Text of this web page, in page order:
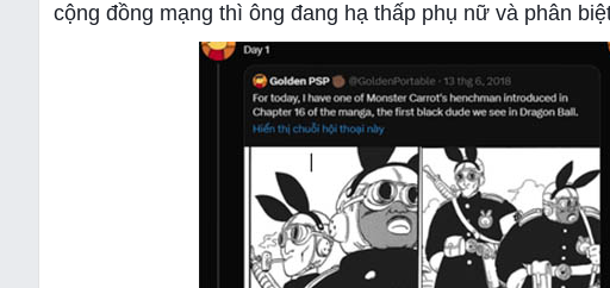
cộng đồng mạng thì ông đang hạ thấp phụ nữ và phân